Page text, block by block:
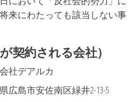
来にわたっても該当しない事
契約される会社）
社デアルカ
広島市安佐南区緑井2-13-5